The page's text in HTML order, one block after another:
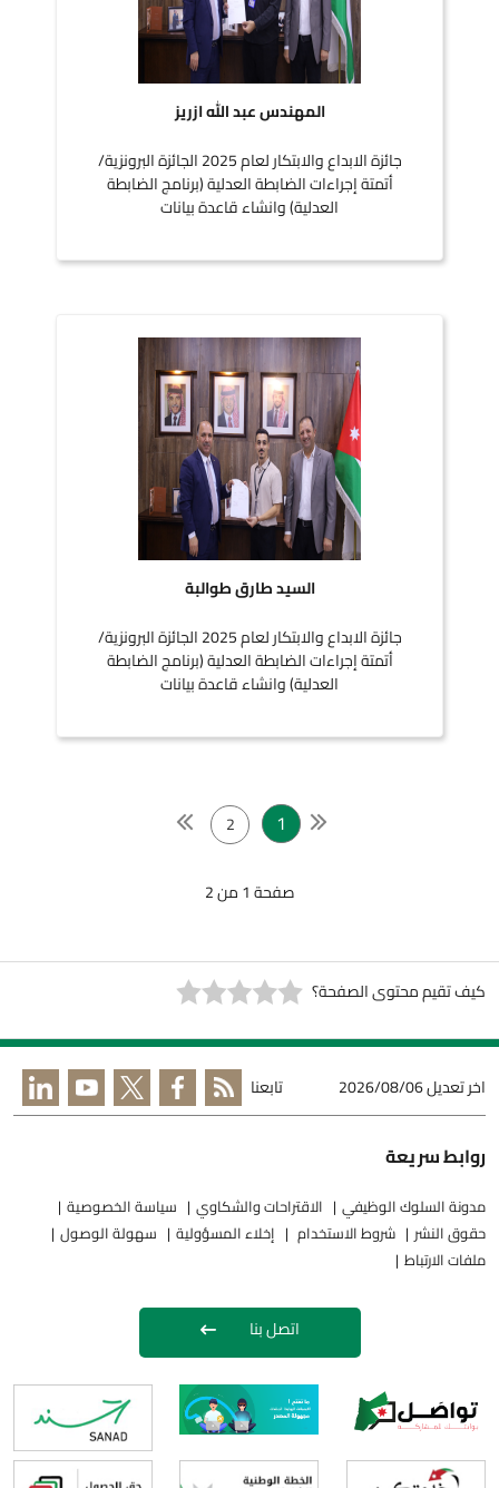
المهندس عبد الله ازريز
جائزة الابداع والابتكار لعام 2025 الجائزة البرونزية/
أتمتة إجراءات الضابطة العدلية (برنامج الضابطة
العدلية) وانشاء قاعدة بيانات
السيد طارق طوالبة
جائزة الابداع والابتكار لعام 2025 الجائزة البرونزية/
أتمتة إجراءات الضابطة العدلية (برنامج الضابطة
العدلية) وانشاء قاعدة بيانات
1
2
صفحة 1 من 2
كيف تقيم محتوى الصفحة؟
اخر تعديل2026/08/06 تابعنا
روابط سريعة
مدونة السلوك الوظيفي الاقتراحات والشكاوي
سياسة الخصوصية
حقوق النشر
شروط الاستخدام إخلاء المسؤولية
سهولة الوصول
ملفات الارتباط
اتصل بنا